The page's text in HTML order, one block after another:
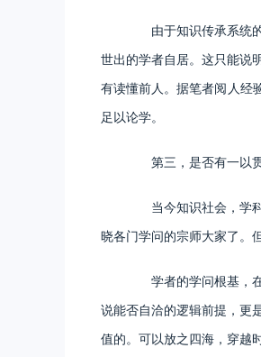
由于知识传承系统的
世出的学者自居。这只能说
有读懂前人。据笔者阅人经
足以论学。
第三，是否有一以贯
当今知识社会，学科
晓各门学问的宗师大家了。
学者的学问根基，在
说能否自洽的逻辑前提，更
值的。可以放之四海，穿越